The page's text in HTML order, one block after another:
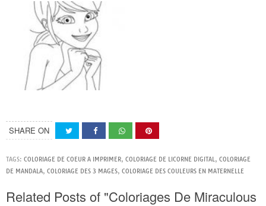
SHARE ON
TAGS: COLORIAGE DE COEUR A IMPRIMER, COLORIAGE DE LICORNE DIGITAL, COLORIAGE
DE MANDALA, COLORIAGE DES 3 MAGES, COLORIAGE DES COULEURS EN MATERNELLE
Related Posts of "Coloriages De Miraculous